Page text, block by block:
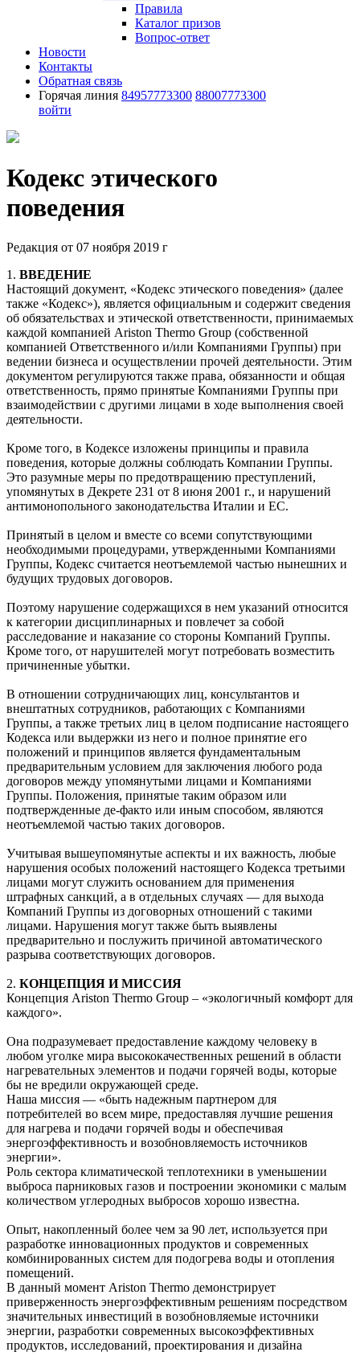
Правила
Каталог призов
Вопрос-ответ
Новости
Контакты
Обратная связь
Горячая линия 84957773300 88007773300
войти
Кодекс этического
поведения
Редакция от 07 ноября 2019 г
1. ВВЕДЕНИЕ
Настоящий документ, «Кодекс этического поведения» (далее
также «Кодекс»), является официальным и содержит сведения
об обязательствах и этической ответственности, принимаемых
каждой компанией Ariston Thermo Group (собственной
компанией Ответственного и/или Компаниями Группы) при
ведении бизнеса и осуществлении прочей деятельности. Этим
документом регулируются также права, обязанности и общая
ответственность, прямо принятые Компаниями Группы при
взаимодействии с другими лицами в ходе выполнения своей
деятельности.
Кроме того, в Кодексе изложены принципы и правила
поведения, которые должны соблюдать Компании Группы.
Это разумные меры по предотвращению преступлений,
упомянутых в Декрете 231 от 8 июня 2001 г., и нарушений
антимонопольного законодательства Италии и ЕС.
Принятый в целом и вместе со всеми сопутствующими
необходимыми процедурами, утвержденными Компаниями
Группы, Кодекс считается неотъемлемой частью нынешних и
будущих трудовых договоров.
Поэтому нарушение содержащихся в нем указаний относится
к категории дисциплинарных и повлечет за собой
расследование и наказание со стороны Компаний Группы.
Кроме того, от нарушителей могут потребовать возместить
причиненные убытки.
В отношении сотрудничающих лиц, консультантов и
внештатных сотрудников, работающих с Компаниями
Группы, а также третьих лиц в целом подписание настоящего
Кодекса или выдержки из него и полное принятие его
положений и принципов является фундаментальным
предварительным условием для заключения любого рода
договоров между упомянутыми лицами и Компаниями
Группы. Положения, принятые таким образом или
подтвержденные де-факто или иным способом, являются
неотъемлемой частью таких договоров.
Учитывая вышеупомянутые аспекты и их важность, любые
нарушения особых положений настоящего Кодекса третьими
лицами могут служить основанием для применения
штрафных санкций, а в отдельных случаях — для выхода
Компаний Группы из договорных отношений с такими
лицами. Нарушения могут также быть выявлены
предварительно и послужить причиной автоматического
разрыва соответствующих договоров.
2. КОНЦЕПЦИЯ И МИССИЯ
Концепция Ariston Thermo Group – «экологичный комфорт для
каждого».
Она подразумевает предоставление каждому человеку в
любом уголке мира высококачественных решений в области
нагревательных элементов и подачи горячей воды, которые
бы не вредили окружающей среде.
Наша миссия — «быть надежным партнером для
потребителей во всем мире, предоставляя лучшие решения
для нагрева и подачи горячей воды и обеспечивая
энергоэффективность и возобновляемость источников
энергии».
Роль сектора климатической теплотехники в уменьшении
выброса парниковых газов и построении экономики с малым
количеством углеродных выбросов хорошо известна.
Опыт, накопленный более чем за 90 лет, используется при
разработке инновационных продуктов и современных
комбинированных систем для подогрева воды и отопления
помещений.
В данный момент Ariston Thermo демонстрирует
приверженность энергоэффективным решениям посредством
значительных инвестиций в возобновляемые источники
энергии, разработки современных высокоэффективных
продуктов, исследований, проектирования и дизайна